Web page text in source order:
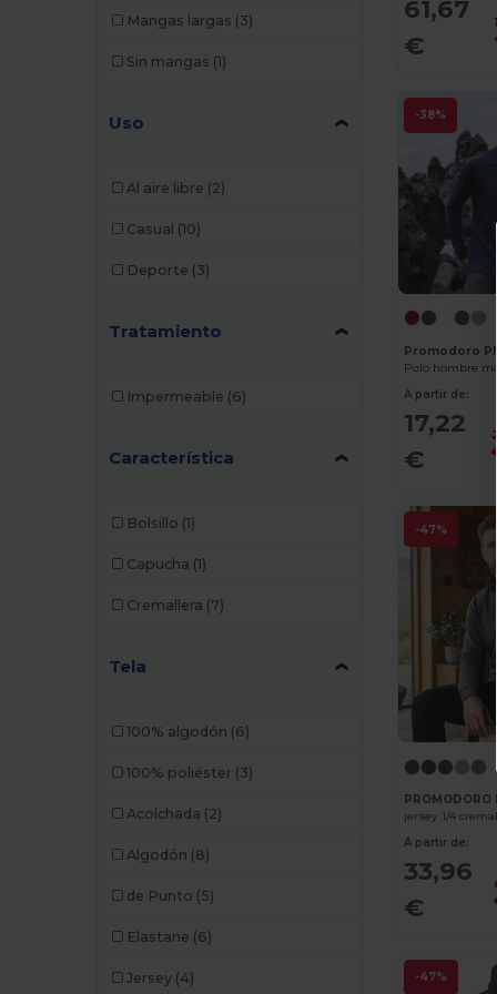
Bag Base
Bella+Canvas
Branve
Brook Taverner
Build Your Brand
CamelBak (7)
Carhartt (12)
CG International (3)
Cherokee (4)
Chipolo (2)
Clubclass (20)
Craghoppers
Crocs (3)
Dickies (8)
Mangas largas (3)
Sin mangas (1)
Uso
Al aire libre (2)
Casual (10)
Deporte (3)
Tratamiento
Impermeable (6)
Característica
Bolsillo (1)
Capucha (1)
Cremallera (7)
Tela
100% algodón (6)
100% poliéster (3)
Acolchada (2)
Algodón (8)
de Punto (5)
Elastane (6)
Jersey (4)
61,67
€
-38%
Promodoro
Polo hombre
A partir de:
17,22
€
€
-47%
PROMODORO
jersey 1/4
A partir de:
33,96
€
-47%